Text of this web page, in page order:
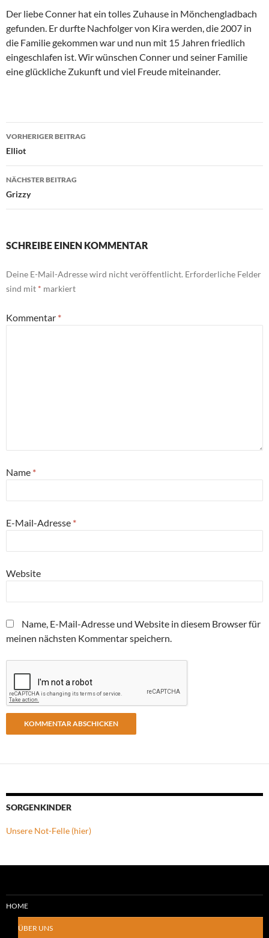
Der liebe Conner hat ein tolles Zuhause in Mönchengladbach
gefunden. Er durfte Nachfolger von Kira werden, die 2007 in
die Familie gekommen war und nun mit 15 Jahren friedlich
eingeschlafen ist. Wir wünschen Conner und seiner Familie
eine glückliche Zukunft und viel Freude miteinander.
Beitragsnavigation
VORHERIGER BEITRAG
Elliot
NÄCHSTER BEITRAG
Grizzy
SCHREIBE EINEN KOMMENTAR
Deine E-Mail-Adresse wird nicht veröffentlicht. Erforderliche Felder
sind mit * markiert
Kommentar *
Name *
E-Mail-Adresse *
Website
Name, E-Mail-Adresse und Website in diesem Browser für
meinen nächsten Kommentar speichern.
SORGENKINDER
Unsere Not-Felle (hier)
HOME
ÜBER UNS